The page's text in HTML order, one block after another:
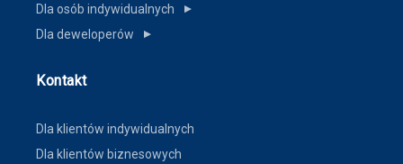
Dla osób indywidualnych ▼
Dla deweloperów ▼
Kontakt
Dla klientów indywidualnych
Dla klientów biznesowych